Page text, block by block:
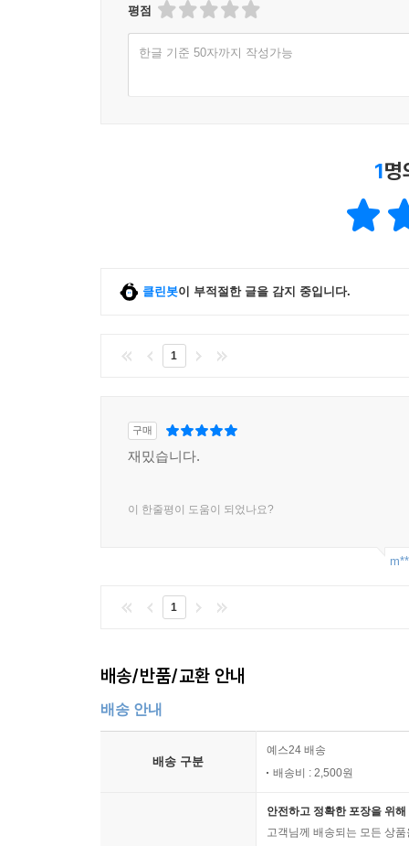
평점
한글 기준 50자까지 작성가능
1명
클린봇이 부적절한 글을 감지 중입니다.
1
구매
재밌습니다.
이 한줄평이 도움이 되었나요?
1
배송/반품/교환 안내
배송 안내
배송 구분
예스24 배송
배송비 : 2,500원
안전하고 정확한 포장을 위
고객님께 배송되는 모든 상